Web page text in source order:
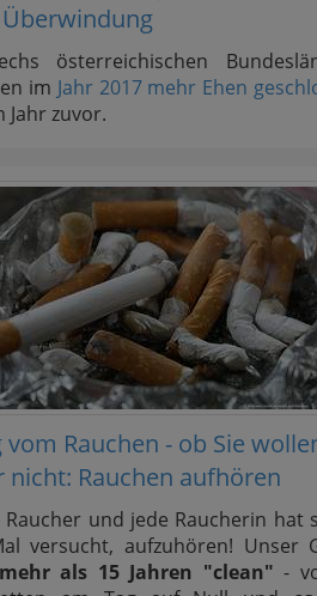
österreichischen
im Jahr 2017 mehr Ehen
Jahr zuvor.
vom Rauchen - ob Sie
nicht: Rauchen aufhören
Raucher und jede Raucherin hat
versucht, aufzuhören! Unser
als 15 Jahren "clean" -